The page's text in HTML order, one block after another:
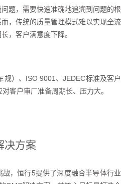
题，需要快速准确地追溯到问题的根
，传统的质量管理模式难以实现全流
，客户满意度下降。
规）、 ISO 9001 、JEDEC标准及客户
对客户审厂准备周期长、压力大。
决方案
，恒行5提供了深度融合半导体行业